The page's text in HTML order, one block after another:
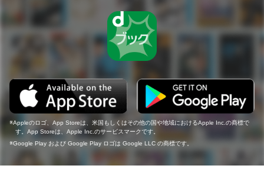
Appleのロゴ、App Storeは、米国もしくはその他の国や地域におけるApple Inc.の商標で
す。App Storeは、Apple Inc.のサービスマークです。
Google Play および Google Play ロゴは Google LLC の商標です。